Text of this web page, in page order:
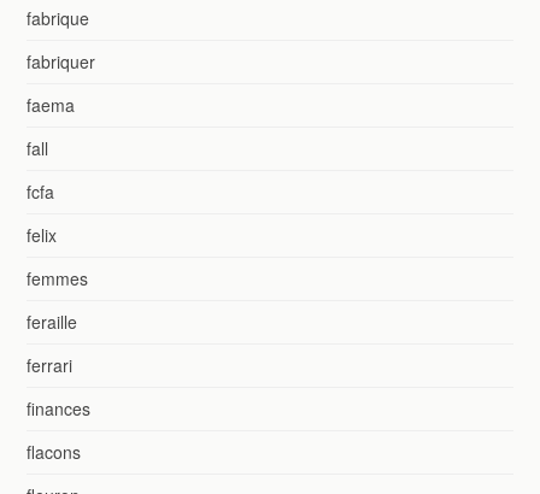
fabrique
fabriquer
faema
fall
fcfa
felix
femmes
feraille
ferrari
finances
flacons